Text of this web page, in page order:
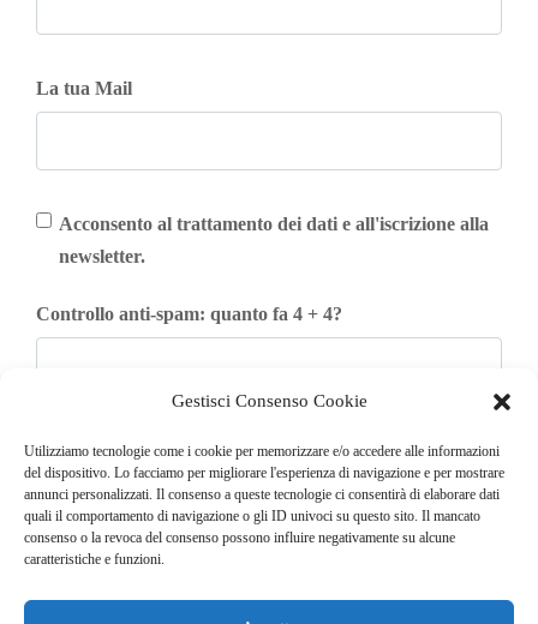
Gestisci Consenso Cookie
Utilizziamo tecnologie come i cookie per memorizzare e/o accedere alle informazioni
del dispositivo. Lo facciamo per migliorare l'esperienza di navigazione e per mostrare
annunci personalizzati. Il consenso a queste tecnologie ci consentirà di elaborare dati
quali il comportamento di navigazione o gli ID univoci su questo sito. Il mancato
consenso o la revoca del consenso possono influire negativamente su alcune
caratteristiche e funzioni.
La tua Mail
Acconsento al trattamento dei dati e all'iscrizione alla
newsletter.
Controllo anti-spam: quanto fa 4 + 4?
Iscriviti